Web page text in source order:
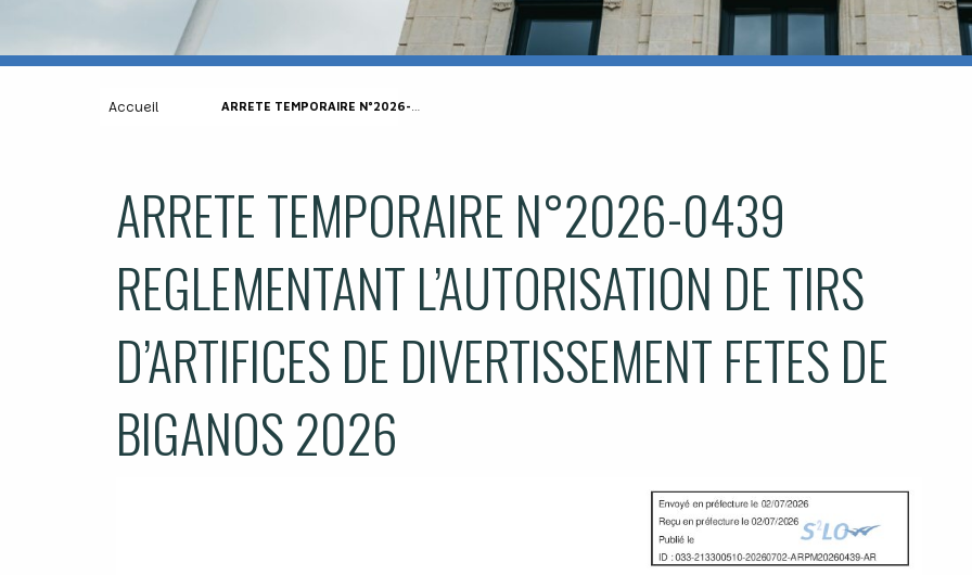
Accueil ARRETE TEMPORAIRE N°2026-0439 REGLEMENTANT L’AUTORISATION DE TIRS D’ARTIFICES DE DIVERTISSEMENT FETES DE BIGANOS 2026
ARRETE TEMPORAIRE N°2026-0439
REGLEMENTANT L’AUTORISATION DE TIRS
D’ARTIFICES DE DIVERTISSEMENT FETES DE
BIGANOS 2026